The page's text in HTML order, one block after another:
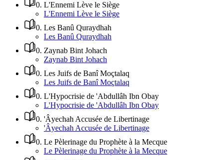
0. L'Ennemi Lève le Siège
L'Ennemi Lève le Siège
0. Les Banû Quraydhah
Les Banû Quraydhah
0. Zaynab Bint Johach
Zaynab Bint Johach
0. Les Juifs de Banî Moçtalaq
Les Juifs de Banî Moçtalaq
0. L'Hypocrisie de 'Abdullâh Ibn Obay
L'Hypocrisie de 'Abdullâh Ibn Obay
0. 'Âyechah Accusée de Libertinage
'Âyechah Accusée de Libertinage
0. Le Pèlerinage du Prophète à la Mecque
Le Pèlerinage du Prophète à la Mecque